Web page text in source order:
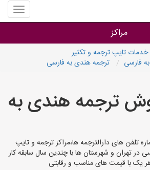
منوی
سایت
ترجمه
مراکز
خدمات ترجمه و تایپ
دفاتر ترجمه شهرها
خدمات تایپ ترجمه و تکثیر
فارسی
ترجمه هندی به فارسی
ترجمه هندی به
تلفن های دارالترجمه ها،مراکز ترجمه و تایپ
تهران و شهرستان ها با چندین سال سابقه کار
یک با قیمت های مناسب و رقابتی